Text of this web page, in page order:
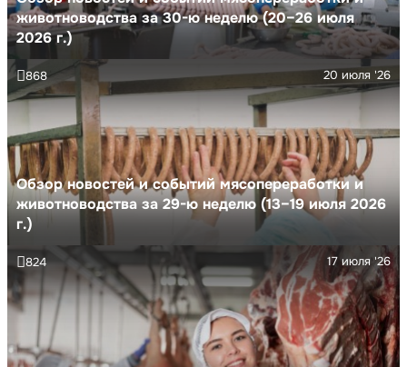
животноводства за 30-ю неделю (20–26 июля
2026 г.)
Обзор новостей и событий мясопереработки и
животноводства за 29-ю неделю (13–19 июля 2026
г.)
20 июля '26
868
17 июля '26
824